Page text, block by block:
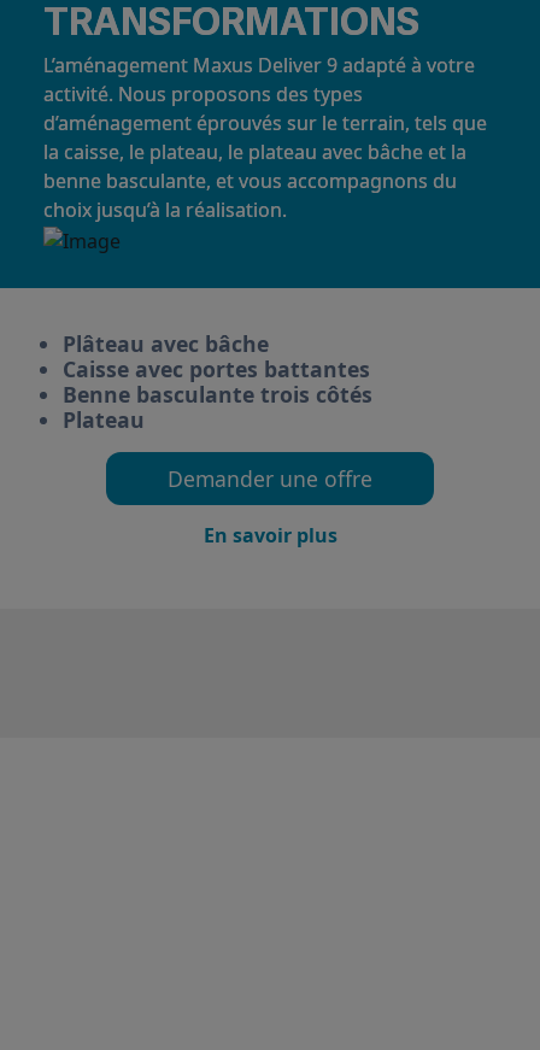
TRANSFORMATIONS
L’aménagement Maxus Deliver 9 adapté à votre
activité. Nous proposons des types
d’aménagement éprouvés sur le terrain, tels que
la caisse, le plateau, le plateau avec bâche et la
benne basculante, et vous accompagnons du
choix jusqu’à la réalisation.
Plâteau avec bâche
Caisse avec portes battantes
Benne basculante trois côtés
Plateau
Demander une offre
En savoir plus